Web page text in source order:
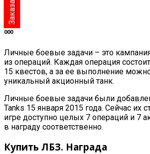
000
Личные боевые задачи – это
из операций. Каждая операция
15 квестов, а за ее выполнение
уникальный акционный танк.
Личные боевые задачи были
Tanks 15 января 2015 года. Сейчас их
игре доступно целых 7 операций и 7
в награду соответственно.
Купить ЛБЗ. Награда